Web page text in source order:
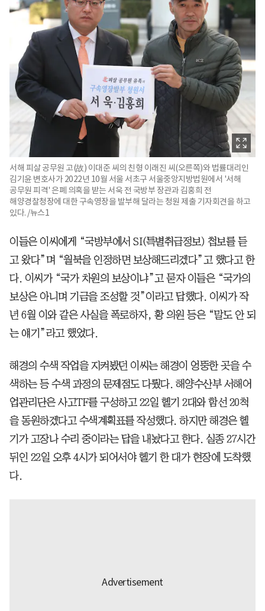
서해 피살 공무원 고(故) 이대준 씨의 친형 이래진 씨(오른쪽)와 법률대리인
김기윤 변호사가 2022년 10월 서울 서초구 서울중앙지방법원에서 '서해
공무원 피격' 은폐 의혹을 받는 서욱 전 국방부 장관과 김홍희 전
해양경찰청장에 대한 구속영장을 발부해 달라는 청원 제출 기자회견을 하고
있다. /뉴스1
이들은 이씨에게 “국방부에서 SI(특별취급정보) 첩보를 듣
고 왔다”며 “월북을 인정하면 보상해드리겠다”고 했다고 한
다. 이씨가 “국가 차원의 보상이냐”고 묻자 이들은 “국가의
보상은 아니며 기금을 조성할 것”이라고 답했다. 이씨가 작
년 6월 이와 같은 사실을 폭로하자, 황 의원 등은 “말도 안 되
는 얘기”라고 했었다.
해경의 수색 작업을 지켜봤던 이씨는 해경이 엉뚱한 곳을 수
색하는 등 수색 과정의 문제점도 다뤘다. 해양수산부 서해어
업관리단은 사고TF를 구성하고 22일 헬기 2대와 함선 20척
을 동원하겠다고 수색계획표를 작성했다. 하지만 해경은 헬
기가 고장나 수리 중이라는 답을 내놨다고 한다. 실종 27시간
뒤인 22일 오후 4시가 되어서야 헬기 한 대가 현장에 도착했
다.